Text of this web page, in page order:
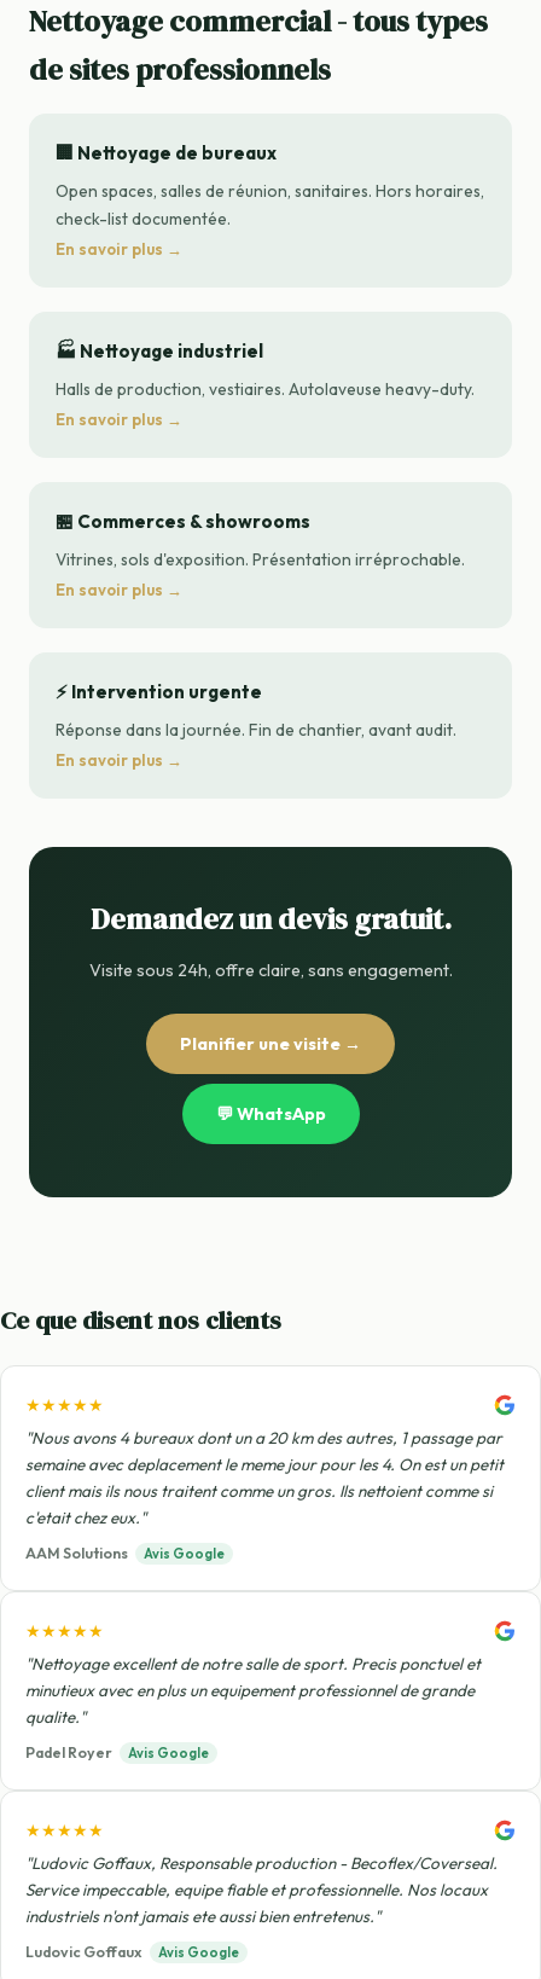
Nettoyage commercial - tous types
de sites professionnels
🏢 Nettoyage de bureaux
Open spaces, salles de réunion, sanitaires. Hors horaires,
check-list documentée.
En savoir plus →
🏭 Nettoyage industriel
Halls de production, vestiaires. Autolaveuse heavy-duty.
En savoir plus →
🏪 Commerces & showrooms
Vitrines, sols d'exposition. Présentation irréprochable.
En savoir plus →
⚡ Intervention urgente
Réponse dans la journée. Fin de chantier, avant audit.
En savoir plus →
Demandez un devis gratuit.
Visite sous 24h, offre claire, sans engagement.
Planifier une visite →
💬 WhatsApp
Ce que disent nos clients
★★★★★
"Nous avons 4 bureaux dont un a 20 km des autres, 1 passage par
semaine avec deplacement le meme jour pour les 4. On est un petit
client mais ils nous traitent comme un gros. Ils nettoient comme si
c'etait chez eux."
AAM Solutions Avis Google
★★★★★
"Nettoyage excellent de notre salle de sport. Precis ponctuel et
minutieux avec en plus un equipement professionnel de grande
qualite."
Padel Royer Avis Google
★★★★★
"Ludovic Goffaux, Responsable production - Becoflex/Coverseal.
Service impeccable, equipe fiable et professionnelle. Nos locaux
industriels n'ont jamais ete aussi bien entretenus."
Ludovic Goffaux Avis Google